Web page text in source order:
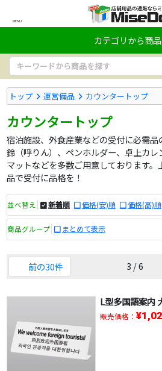
MENU
カテゴリから商
トップ 運営備品 カウンタートップ
カウンタートップ
宿泊施設、外食産業などの受付に必需
鈴（呼りん）、ペンホルダー、卓上カ
マットなどを多数ご用意しております
品で受付に品格を！
並べ替え 新着順 価格(安)順 価格(高)順
商品グループ まとめて表示
前の30件 3 / 6
L型多国語案内
販売価格：